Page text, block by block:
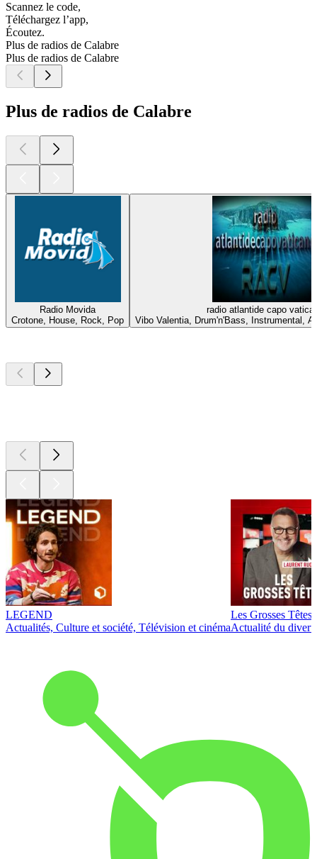
Scannez le code,
Téléchargez l’app,
Écoutez.
Plus de radios de Calabre
Plus de radios de Calabre
Plus de radios de Calabre
Radio Movida
Crotone, House, Rock, Pop
radio atlantide capo
Vibo Valentia, Drum'n'Bass, Instrumental,
LEGEND
Actualités, Culture et société, Télévision et cinéma
Les Grosses Têtes
Actualité du